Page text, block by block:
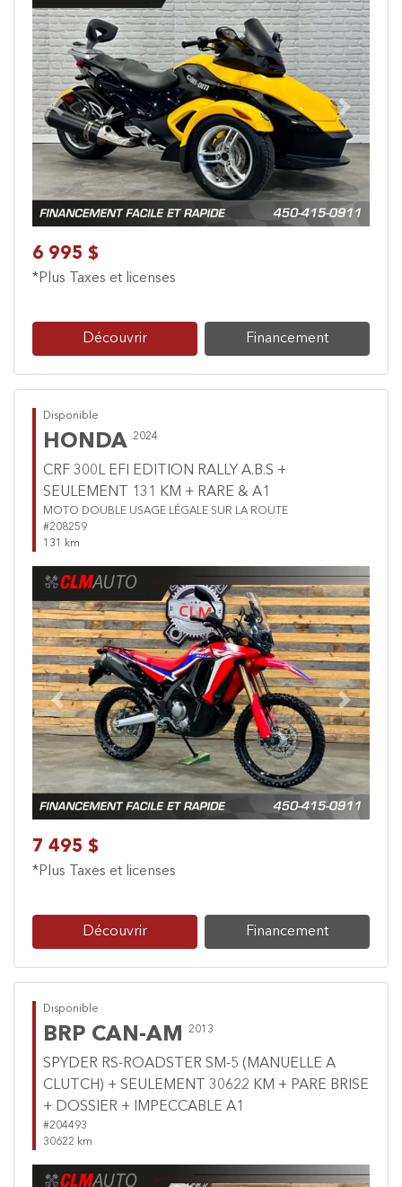
Previous Next
6 995 $
*Plus Taxes et licenses
Découvrir Financement
Disponible
HONDA 2024
CRF 300L EFI EDITION RALLY A.B.S +
SEULEMENT 131 KM + RARE & A1
MOTO DOUBLE USAGE LÉGALE SUR LA ROUTE
#208259
131 km
Previous Next
7 495 $
*Plus Taxes et licenses
Découvrir Financement
Disponible
BRP CAN-AM 2013
SPYDER RS-ROADSTER SM-5 (MANUELLE A
CLUTCH) + SEULEMENT 30622 KM + PARE BRISE
+ DOSSIER + IMPECCABLE A1
#204493
30622 km